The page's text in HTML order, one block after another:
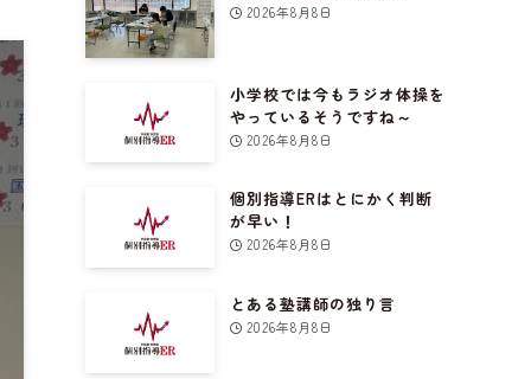
2026年8月8日
小学校では今もラジオ体操を
やっているそうですね～
2026年8月8日
個別指導ERはとにかく判断
が早い！
2026年8月8日
とある塾講師の独り言
2026年8月8日